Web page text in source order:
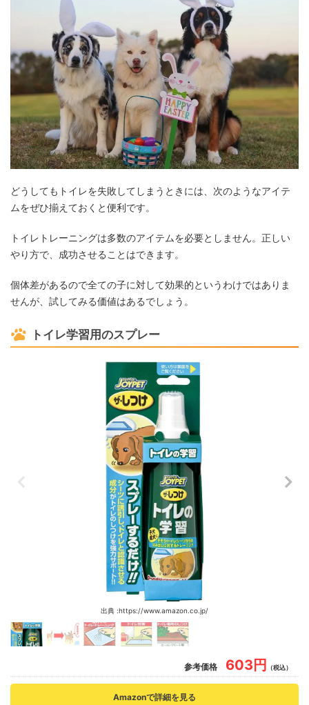
どうしてもトイレを失敗してしまうときには、次のようなアイテ
ムをぜひ揃えておくと便利です。
トイレトレーニングは多数のアイテムを必要としません。正しい
やり方で、成功させることはできます。
個体差があるので全ての子に対して効果的というわけではありま
せんが、試してみる価値はあるでしょう。
トイレ学習用のスプレー
出典 :https://www.amazon.co.jp/
参考価格 603円 （税込）
Amazonで詳細を見る